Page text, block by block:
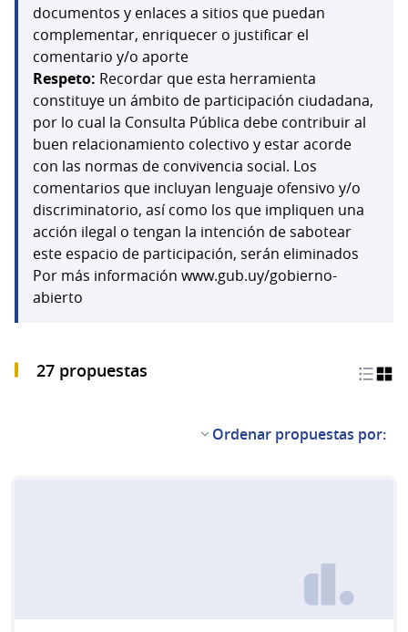
documentos y enlaces a sitios que puedan
complementar, enriquecer o justificar el
comentario y/o aporte
Respeto: Recordar que esta herramienta
constituye un ámbito de participación ciudadana,
por lo cual la Consulta Pública debe contribuir al
buen relacionamiento colectivo y estar acorde
con las normas de convivencia social. Los
comentarios que incluyan lenguaje ofensivo y/o
discriminatorio, así como los que impliquen una
acción ilegal o tengan la intención de sabotear
este espacio de participación, serán eliminados
Por más información www.gub.uy/gobierno-
abierto
27 propuestas
Ordenar propuestas por: